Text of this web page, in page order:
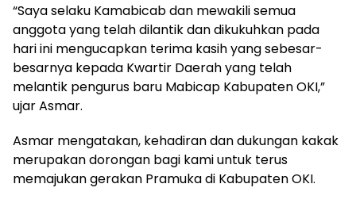
“Saya selaku Kamabicab dan mewakili semua
anggota yang telah dilantik dan dikukuhkan pada
hari ini mengucapkan terima kasih yang sebesar-
besarnya kepada Kwartir Daerah yang telah
melantik pengurus baru Mabicap Kabupaten OKI,”
ujar Asmar.
Asmar mengatakan, kehadiran dan dukungan kakak
merupakan dorongan bagi kami untuk terus
memajukan gerakan Pramuka di Kabupaten OKI.